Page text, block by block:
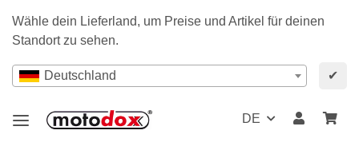
Wähle dein Lieferland, um Preise und Artikel für deinen
Standort zu sehen.
Deutschland ✔
DE